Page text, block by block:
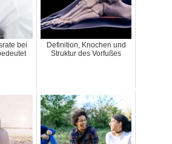
bei
Definition, Knochen und
Struktur des Vorfußes